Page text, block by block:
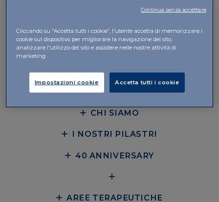
CH-6926 Collina d’Oro-Montagnola
CONTATTI
CHI SIAMO
I NOSTRI PILASTRI
40 ANNIVERSARY
AREE TERAPEUTICHE
Cliccando su “Accetta tutti i cookie”, l'utente accetta di memorizzare i
cookie sul dispositivo per migliorare la navigazione del sito,
analizzare l'utilizzo del sito e assistere nelle nostre attività di
marketing.
Impostazioni cookie Accetta tutti i cookie
Continua senza accettare